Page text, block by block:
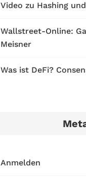
Video zu Hashing
Wallstreet-Online:
Meisner
Was ist DeFi?
Anmelden